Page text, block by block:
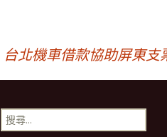
台北機車借款協助屏東
搜
尋